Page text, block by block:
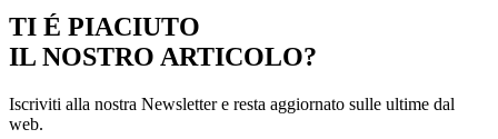
TI É PIACIUTO
IL NOSTRO ARTICOLO?
Iscriviti alla nostra Newsletter e resta aggiornato sulle ultime dal
web.